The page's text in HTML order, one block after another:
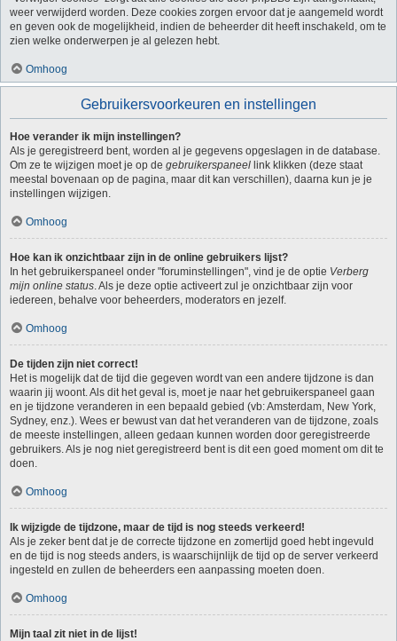
weer verwijderd worden. Deze cookies zorgen ervoor dat je aangemeld wordt
en geven ook de mogelijkheid, indien de beheerder dit heeft inschakeld, om te
zien welke onderwerpen je al gelezen hebt.
Omhoog
Gebruikersvoorkeuren en instellingen
Hoe verander ik mijn instellingen?
Als je geregistreerd bent, worden al je gegevens opgeslagen in de database.
Om ze te wijzigen moet je op de gebruikerspaneel link klikken (deze staat
meestal bovenaan op de pagina, maar dit kan verschillen), daarna kun je je
instellingen wijzigen.
Omhoog
Hoe kan ik onzichtbaar zijn in de online gebruikers lijst?
In het gebruikerspaneel onder "foruminstellingen", vind je de optie Verberg
mijn online status. Als je deze optie activeert zul je onzichtbaar zijn voor
iedereen, behalve voor beheerders, moderators en jezelf.
Omhoog
De tijden zijn niet correct!
Het is mogelijk dat de tijd die gegeven wordt van een andere tijdzone is dan
waarin jij woont. Als dit het geval is, moet je naar het gebruikerspaneel gaan
en je tijdzone veranderen in een bepaald gebied (vb: Amsterdam, New York,
Sydney, enz.). Wees er bewust van dat het veranderen van de tijdzone, zoals
de meeste instellingen, alleen gedaan kunnen worden door geregistreerde
gebruikers. Als je nog niet geregistreerd bent is dit een goed moment om dit te
doen.
Omhoog
Ik wijzigde de tijdzone, maar de tijd is nog steeds verkeerd!
Als je zeker bent dat je de correcte tijdzone en zomertijd goed hebt ingevuld
en de tijd is nog steeds anders, is waarschijnlijk de tijd op de server verkeerd
ingesteld en zullen de beheerders een aanpassing moeten doen.
Omhoog
Mijn taal zit niet in de lijst!